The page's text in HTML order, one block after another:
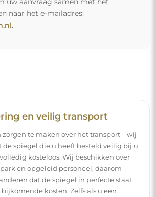
spiegels verpakken.
montage
productie en de levering van de